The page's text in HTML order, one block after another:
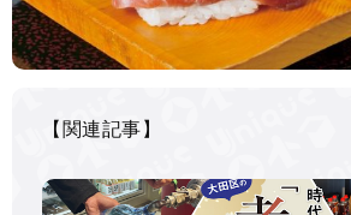
【関連記事】